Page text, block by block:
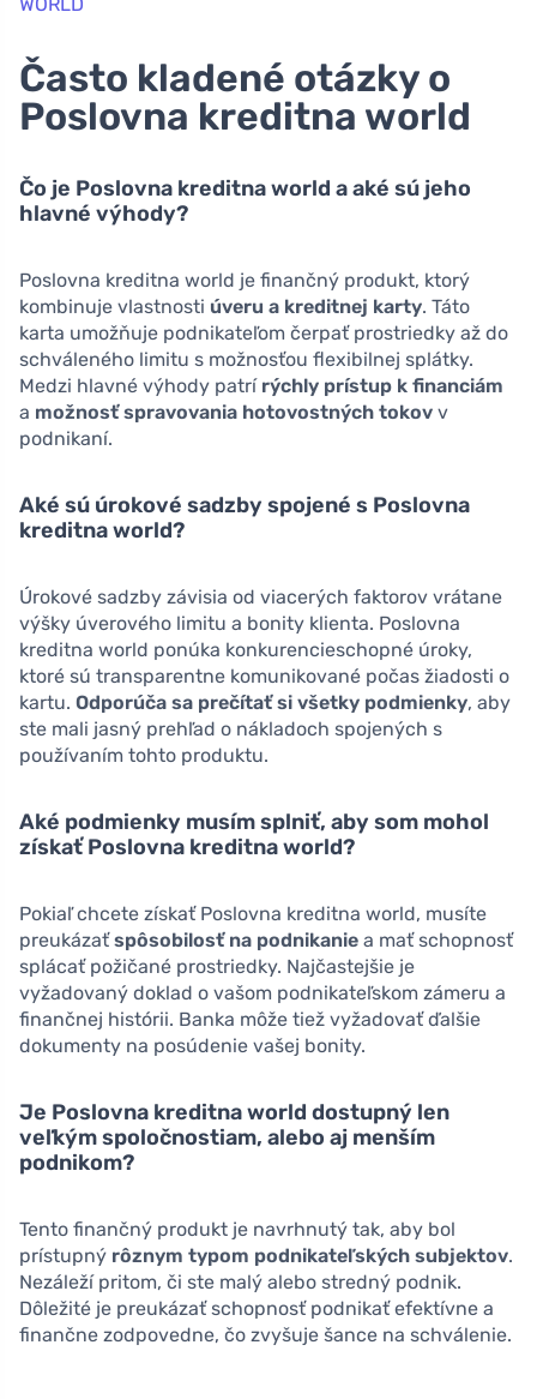
Často kladené otázky o
Poslovna kreditna world
Čo je Poslovna kreditna world a aké sú jeho
hlavné výhody?
Poslovna kreditna world je finančný produkt, ktorý
kombinuje vlastnosti úveru a kreditnej karty. Táto
karta umožňuje podnikateľom čerpať prostriedky až do
schváleného limitu s možnosťou flexibilnej splátky.
Medzi hlavné výhody patrí rýchly prístup k financiám
a možnosť spravovania hotovostných tokov v
podnikaní.
Aké sú úrokové sadzby spojené s Poslovna
kreditna world?
Úrokové sadzby závisia od viacerých faktorov vrátane
výšky úverového limitu a bonity klienta. Poslovna
kreditna world ponúka konkurencieschopné úroky,
ktoré sú transparentne komunikované počas žiadosti o
kartu. Odporúča sa prečítať si všetky podmienky, aby
ste mali jasný prehľad o nákladoch spojených s
používaním tohto produktu.
Aké podmienky musím splniť, aby som mohol
získať Poslovna kreditna world?
Pokiaľ chcete získať Poslovna kreditna world, musíte
preukázaťspôsobilosť na podnikanie a mať schopnosť
splácať požičané prostriedky. Najčastejšie je
vyžadovaný doklad o vašom podnikateľskom zámeru a
finančnej histórii. Banka môže tiež vyžadovať ďalšie
dokumenty na posúdenie vašej bonity.
Je Poslovna kreditna world dostupný len
veľkým spoločnostiam, alebo aj menším
podnikom?
Tento finančný produkt je navrhnutý tak, aby bol
prístupný rôznym typom podnikateľských subjektov.
Nezáleží pritom, či ste malý alebo stredný podnik.
Dôležité je preukázať schopnosť podnikať efektívne a
finančne zodpovedne, čo zvyšuje šance na schválenie.